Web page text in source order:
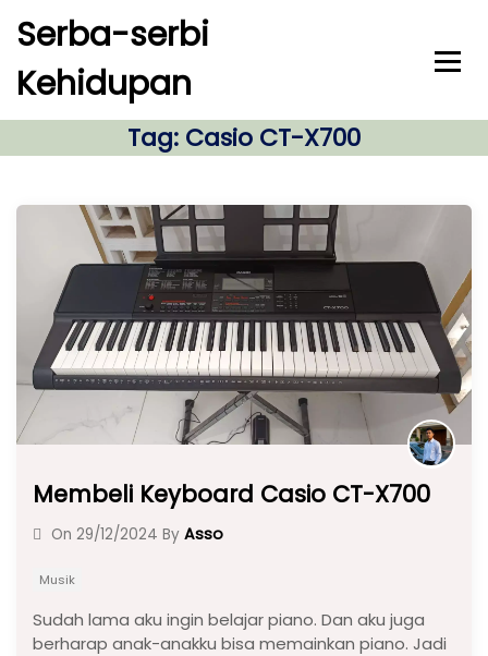
c
Serba-serbi
Kehidupan
Tag: Casio CT-X700
Membeli Keyboard Casio CT-X700
On 29/12/2024 By Asso
Musik
Sudah lama aku ingin belajar piano. Dan aku juga
berharap anak-anakku bisa memainkan piano. Jadi